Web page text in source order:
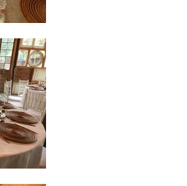
Matrimonio
salon
matrimonio
boda
santiago
region
metro
´politana
cajon del
maipo san
jose de
maipo
graduacione
s fiestas
eventos Sal
ón